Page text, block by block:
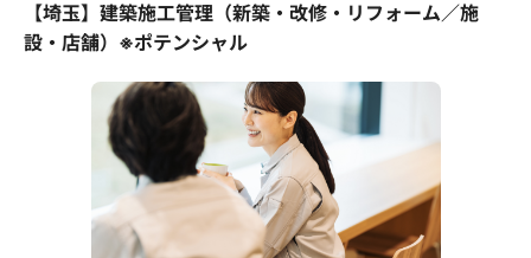
【埼玉】建築施工管理（新築・改修・リフォーム／施
設・店舗）※ポテンシャル